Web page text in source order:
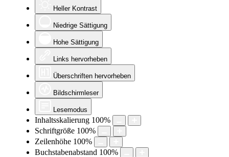
Heller Kontrast
Niedrige Sättigung
Hohe Sättigung
Links hervorheben
Überschriften hervorheben
Bildschirmleser
Lesemodus
Inhaltsskalierung 100%
Schriftgröße 100%
Zeilenhöhe 100%
Buchstabenabstand 100%